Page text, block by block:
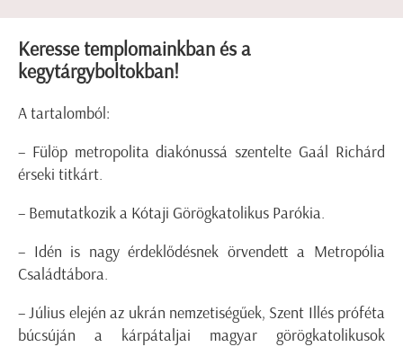
Keresse templomainkban és a
kegytárgyboltokban!
A tartalomból:
– Fülöp metropolita diakónussá szentelte Gaál Richárd
érseki titkárt.
– Bemutatkozik a Kótaji Görögkatolikus Parókia.
– Idén is nagy érdeklődésnek örvendett a Metropólia
Családtábora.
– Július elején az ukrán nemzetiségűek, Szent Illés próféta
búcsúján a kárpátaljai magyar görögkatolikusok